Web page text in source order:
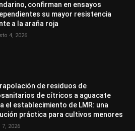
confirman en ensayos
su mayor resistencia
a la araña roja
4, 2026
de residuos de
de cítricos a aguacate
el establecimiento de LMR: una
práctica para cultivos menores
7, 2026